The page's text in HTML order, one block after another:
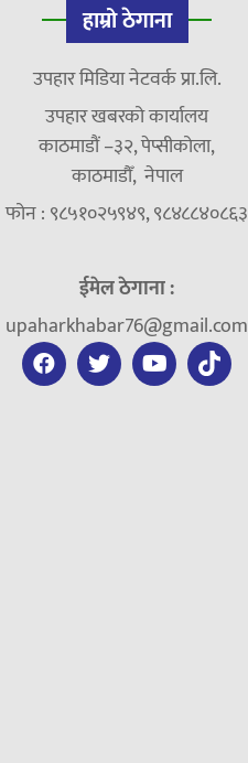
हाम्रो ठेगाना
उपहार मिडिया नेटवर्क प्रा.लि.
उपहार खबरको कार्यालय
काठमाडौं –३२, पेप्सीकोला,
काठमाडौँ, नेपाल
फोन : ९८५१०२५९४९, ९८४८८४०८६३
ईमेल ठेगाना :
upaharkhabar76@gmail.com